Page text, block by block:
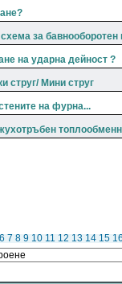
за бавнооборотен
на ударна дейност ?
струг/ Мини струг
на фурна...
6 7 8 9 10 11 12 13 14 15